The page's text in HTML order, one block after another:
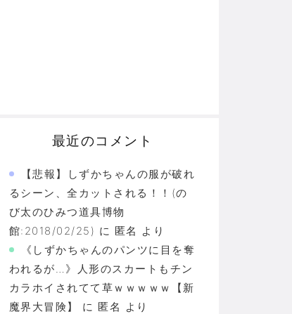
最近のコメント
【悲報】しずかちゃんの服が破れ
るシーン、全カットされる！！(の
び太のひみつ道具博物
館:2018/02/25) に 匿名 より
《しずかちゃんのパンツに目を奪
われるが…》人形のスカートもチン
カラホイされてて草ｗｗｗｗｗ【新
魔界大冒険】
に 匿名 より